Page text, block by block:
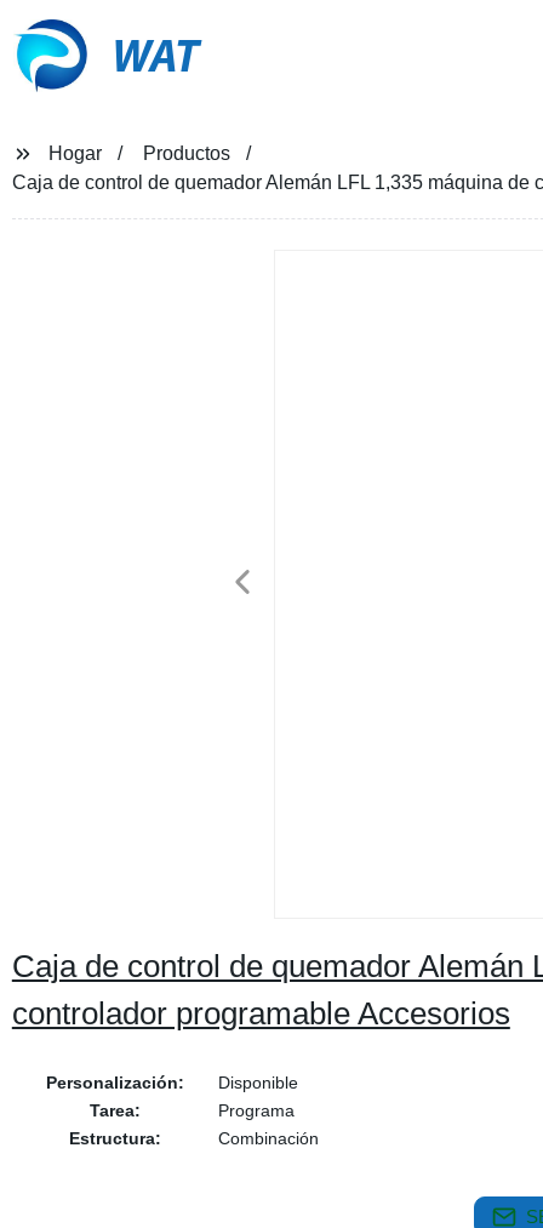
WAT
Hogar
Productos
Caja de control de quemador Alemán LFL 1,335 máquina
Caja de control de quemador Alemán
controlador programable Accesorios
Personalización:
Disponible
Tarea:
Programa
Estructura:
Combinación